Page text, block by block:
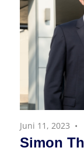
Juni 11, 2023
Simon